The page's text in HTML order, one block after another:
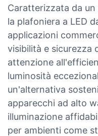
Caratterizzata da
la plafoniera a LED
applicazioni
visibilità e sicurezza
attenzione
luminosità
un'alternativa
apparecchi ad alto
illuminazione
per ambienti come